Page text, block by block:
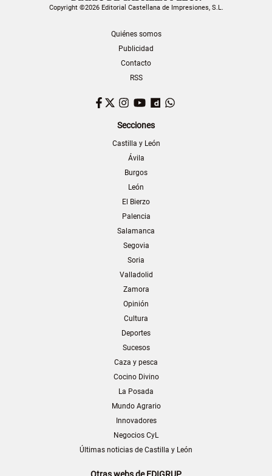
Copyright ©2026 Editorial Castellana de Impresiones, S.L.
Quiénes somos
Publicidad
Contacto
RSS
Facebook
TwitterInstagram
YouTubeDailymotion
Secciones
Castilla y León
Ávila
Burgos
León
El Bierzo
Palencia
Salamanca
Segovia
Soria
Valladolid
Zamora
Opinión
Cultura
Deportes
Sucesos
Caza y pesca
Cocino Divino
La Posada
Mundo Agrario
Innovadores
Negocios CyL
Últimas noticias de Castilla y León
Otras webs de EDIGRUP